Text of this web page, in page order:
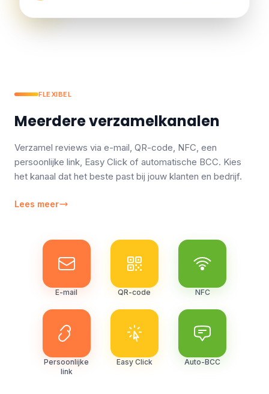
E-mail QR-code NFC
Persoonlijke
link
Easy Click Auto-BCC
FLEXIBEL
Meerdere verzamelkanalen
Verzamel reviews via e-mail, QR-code, NFC, een
persoonlijke link, Easy Click of automatische BCC. Kies
het kanaal dat het beste past bij jouw klanten en bedrijf.
Lees meer